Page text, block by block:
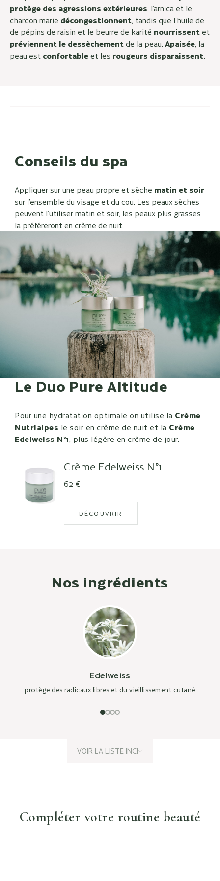
protège des agressions extérieures , l’arnica et le
chardon marie décongestionnent , tandis que l’huile de
de pépins de raisin et le beurre de karité nourrissentet
préviennent le dessèchementde la peau. Apaisée , la
peau est confortableet les rougeurs disparaissent.
Le Duo Pure Altitude
Pour une hydratation optimale on utilise la Crème
Nutrialpes le soir en crème de nuit et la Crème
Edelweiss N°1 , plus légère en crème de jour.
Crème Edelweiss N°1
Prix de vente
62 €
DÉCOUVRIR
Conseils du spa
Appliquer sur une peau propre et sèche matin et soir
sur l’ensemble du visage et du cou. Les peaux sèches
peuvent l’utiliser matin et soir, les peaux plus grasses
la préféreront en crème de nuit.
Nos ingrédients
Edelweiss
protège des radicaux libres et du vieillissement cutané
VOIR LA LISTE INCI
Compléter votre routine beauté